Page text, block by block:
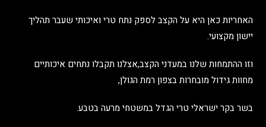
האחריות כאן היא על הקצב לספק נתח טרי ואיכותי שעבר תהליך
יישון מקצועי.
וזו ההתמחות שלנו במעדני הקצב,אצלנו תקבלו נתחים איכותיים
מחוות גידול מובחרות בצפון רמת הגולן,
בשר בקר ישראלי טרי הגדל במשטחי מרעה בטבע.